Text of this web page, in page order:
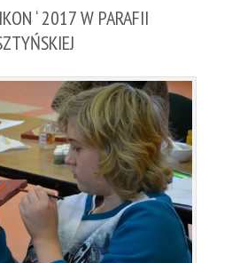
‘ 2017 W PARAFII